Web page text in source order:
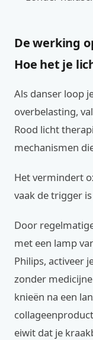
De werking
Hoe het je
Als danser loop
overbelasting,
Rood licht
mechanismen
Het vermindert
vaak de trigger
Door
met een lamp
Philips, activeer
zonder
knieën na een
eiwit dat je